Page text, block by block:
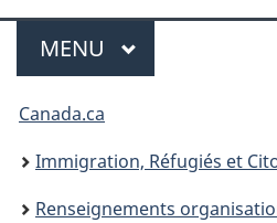
du
Menu
MENU PRINCIPAL
Vous
êtes
ici :
Canada.ca
Immigration, Réfugiés et
Renseignements